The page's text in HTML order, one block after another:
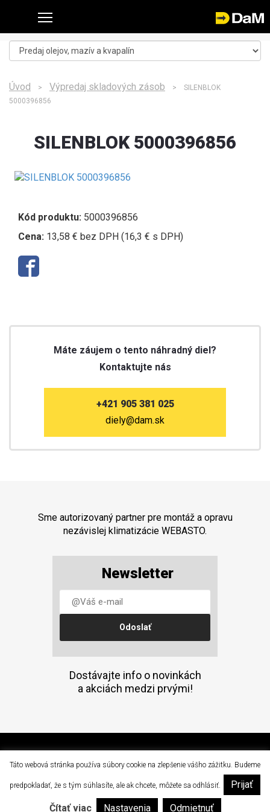
Úvod > Výpredaj skladových zásob > SILENBLOK
5000396856
SILENBLOK 5000396856
Kód produktu: 5000396856
Cena: 13,58 € bez DPH (16,3 € s DPH)
Máte záujem o tento náhradný diel?
Kontaktujte nás
+421 905 381 025
diely@dam.sk
Sme autorizovaný partner pre montáž a opravu
nezávislej klimatizácie WEBASTO.
Newsletter
Dostávajte info o novinkách
a akciách medzi prvými!
dam@dam.sk|051 / 77 64 502
Ochrana osobných údajov
Táto webová stránka používa súbory cookie na zlepšenie vášho zážitku. Budeme
predpokladať, že s tým súhlasíte, ale ak chcete, môžete sa odhlásiť. Prijať
Čítať viac Nastavenia Odmietnuť